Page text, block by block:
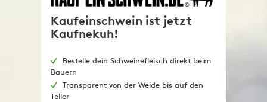
Kaufeinschwein ist jetzt
Kaufnekuh!
Bestelle dein Schweinefleisch direkt beim
Bauern
Transparent von der Weide bis auf den
Teller